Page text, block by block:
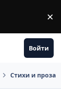
×
Войти
Стихи и проза